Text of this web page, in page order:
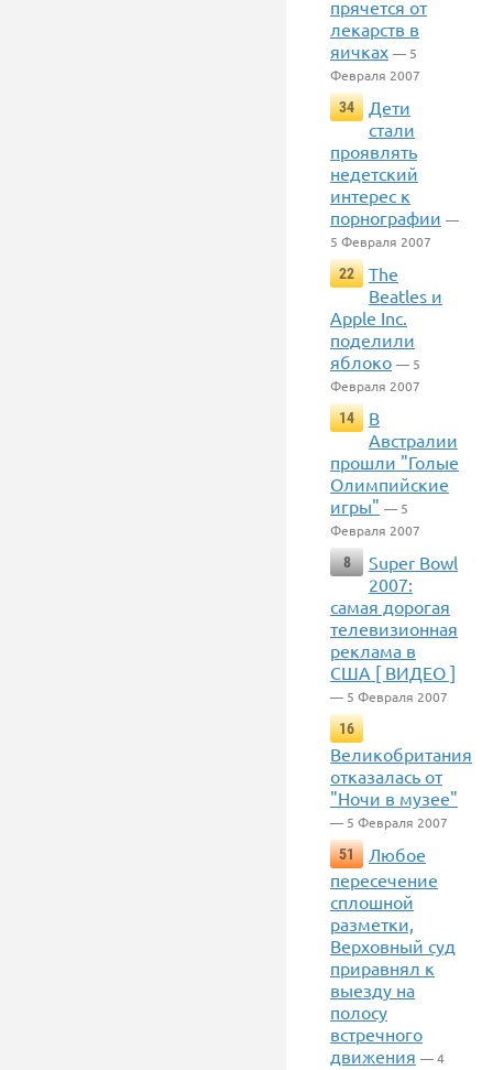
прячется от
лекарств в
яичках — 5
Февраля 2007
34
Дети
стали
проявлять
недетский
интерес к
порнографии —
5 Февраля 2007
22
The
Beatles и
Apple Inc.
поделили
яблоко — 5
Февраля 2007
14
В
Австралии
прошли "Голые
Олимпийские
игры" — 5
Февраля 2007
8
Super Bowl
2007:
самая дорогая
телевизионная
реклама в
США [ ВИДЕО ]
— 5 Февраля 2007
16
Великобритания
отказалась от
"Ночи в музее"
— 5 Февраля 2007
51
Любое
пересечение
сплошной
разметки,
Верховный суд
приравнял к
выезду на
полосу
встречного
движения — 4